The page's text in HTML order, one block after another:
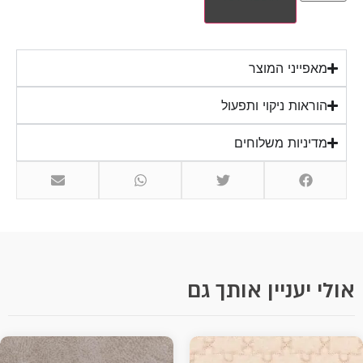
מאפייני המוצר
הוראות ניקוי ותפעול
מדיניות משלוחים
אולי יעניין אותך גם